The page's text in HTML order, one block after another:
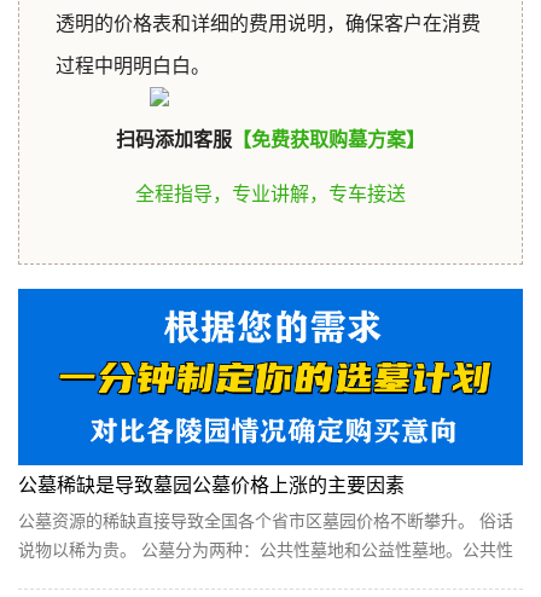
透明的价格表和详细的费用说明，确保客户在消费
过程中明明白白。
扫码添加客服 【免费获取购墓方案】
全程指导，专业讲解，专车接送
公墓稀缺是导致墓园公墓价格上涨的主要因素
公墓资源的稀缺直接导致全国各个省市区墓园价格不断攀升。 俗话
说物以稀为贵。 公墓分为两种：公共性墓地和公益性墓地。公共性